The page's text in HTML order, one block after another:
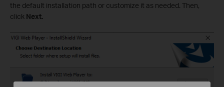
the default installation path or customize it as needed. Then,
click Next.